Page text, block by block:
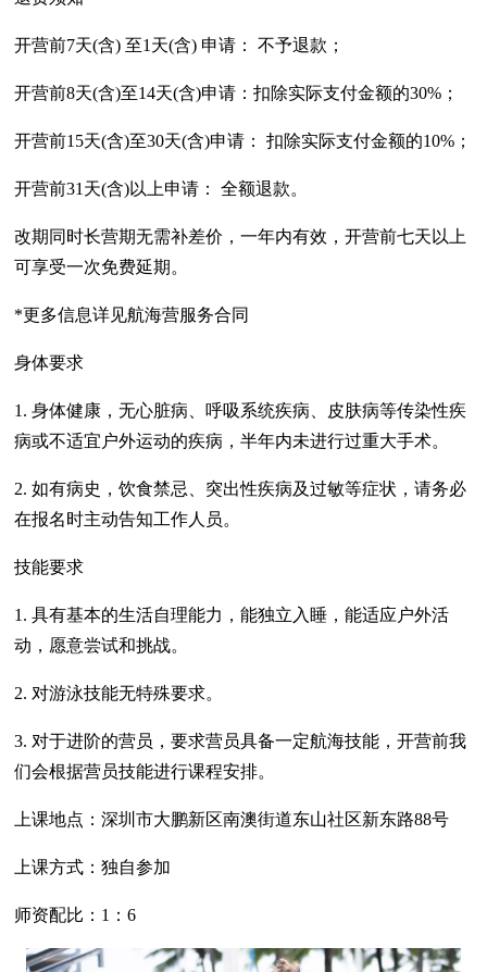
开营前7天(含) 至1天(含) 申请： 不予退款；
开营前8天(含)至14天(含)申请：扣除实际支付金额的30%；
开营前15天(含)至30天(含)申请： 扣除实际支付金额的10%；
开营前31天(含)以上申请： 全额退款。
改期同时长营期无需补差价，一年内有效，开营前七天以上
可享受一次免费延期。
*更多信息详见航海营服务合同
身体要求
1. 身体健康，无心脏病、呼吸系统疾病、皮肤病等传染性疾
病或不适宜户外运动的疾病，半年内未进行过重大手术。
2. 如有病史，饮食禁忌、突出性疾病及过敏等症状，请务必
在报名时主动告知工作人员。
技能要求
1. 具有基本的生活自理能力，能独立入睡，能适应户外活
动，愿意尝试和挑战。
2. 对游泳技能无特殊要求。
3. 对于进阶的营员，要求营员具备一定航海技能，开营前我
们会根据营员技能进行课程安排。
上课地点：深圳市大鹏新区南澳街道东山社区新东路88号
上课方式：独自参加
师资配比：1：6